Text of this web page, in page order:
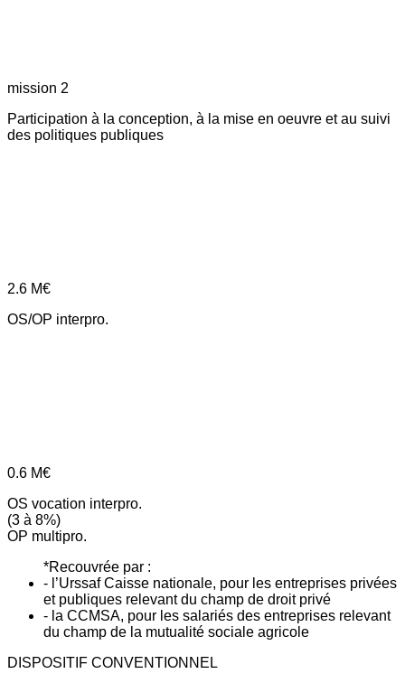
mission 2
Participation à la conception, à la mise en oeuvre et au suivi
des politiques publiques
2.6 M€
OS/OP interpro.
0.6 M€
OS vocation interpro.
(3 à 8%)
OP multipro.
*Recouvrée par :
- l’Urssaf Caisse nationale, pour les entreprises privées
et publiques relevant du champ de droit privé
- la CCMSA, pour les salariés des entreprises relevant
du champ de la mutualité sociale agricole
DISPOSITIF CONVENTIONNEL